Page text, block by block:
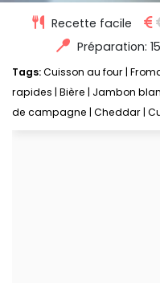
Recette facile
Préparation:
Tags:Cuisson au four
rapides Bière Jambon
de campagne Cheddar